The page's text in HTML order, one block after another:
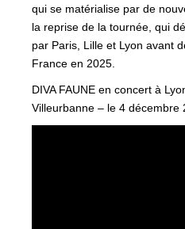
qui se matérialise par de
la reprise de la tournée, qui
par Paris, Lille et Lyon avant
France en 2025.
DIVA FAUNE en concert à
Villeurbanne – le 4 décembre